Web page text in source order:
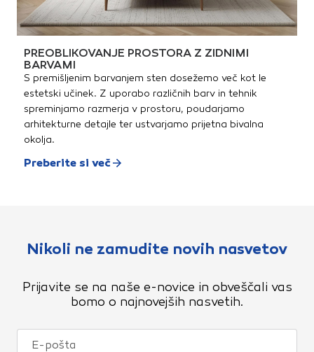
PREOBLIKOVANJE PROSTORA Z ZIDNIMI
BARVAMI
S premišljenim barvanjem sten dosežemo več kot le
estetski učinek. Z uporabo različnih barv in tehnik
spreminjamo razmerja v prostoru, poudarjamo
arhitekturne detajle ter ustvarjamo prijetna bivalna
okolja.
Preberite si več
Nikoli ne zamudite novih nasvetov
Prijavite se na naše e-novice in obveščali vas
bomo o najnovejših nasvetih.